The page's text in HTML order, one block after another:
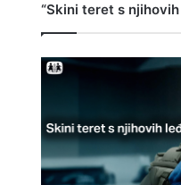
“Skini teret s njihovih